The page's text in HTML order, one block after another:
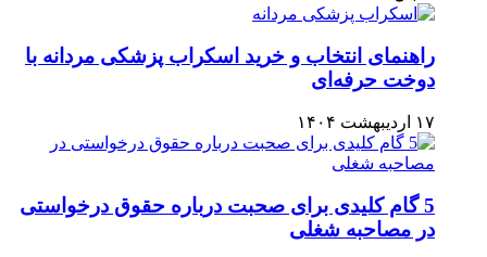
راهنمای انتخاب و خرید اسکراب پزشکی مردانه با
دوخت حرفه‌ای
۱۷ اردیبهشت ۱۴۰۴
5 گام کلیدی برای صحبت درباره حقوق درخواستی
در مصاحبه شغلی